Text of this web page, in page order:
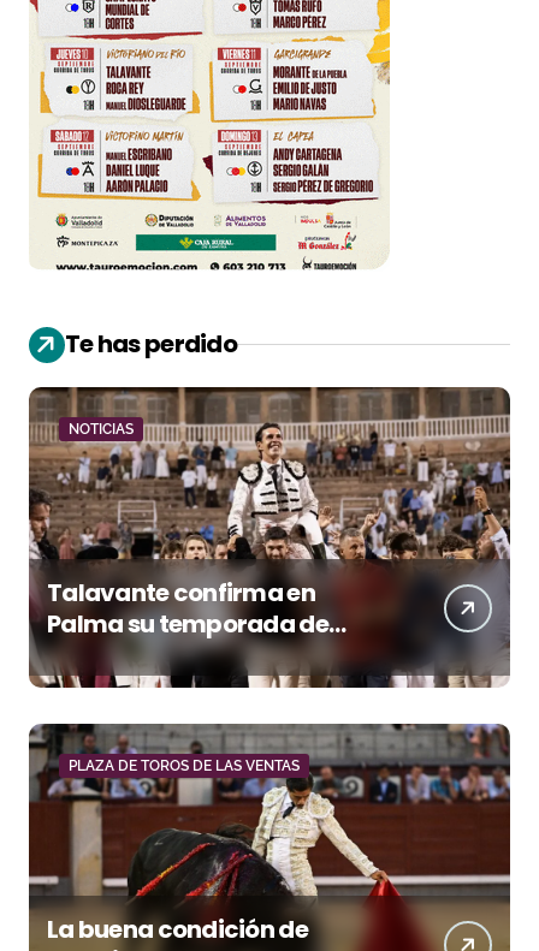
Te has perdido
NOTICIAS
Talavante confirma en
Palma su temporada de
figura y el palco niega el
premio a Roca Rey
PLAZA DE TOROS DE LAS VENTAS
La buena condición de